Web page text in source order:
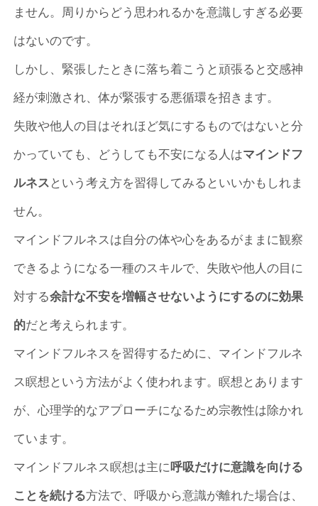
ません。周りからどう思われるかを意識しすぎる必要
はないのです。
しかし、緊張したときに落ち着こうと頑張ると交感神
経が刺激され、体が緊張する悪循環を招きます。
失敗や他人の目はそれほど気にするものではないと分
かっていても、どうしても不安になる人はマインドフ
ルネス という考え方を習得してみるといいかもしれま
せん。
マインドフルネスは自分の体や心をあるがままに観察
できるようになる一種のスキルで、失敗や他人の目に
対する余計な不安を増幅させないようにするのに効果
的だと考えられます。
マインドフルネスを習得するために、マインドフルネ
ス瞑想という方法がよく使われます。瞑想とあります
が、心理学的なアプローチになるため宗教性は除かれ
ています。
マインドフルネス瞑想は主に 呼吸だけに意識を向ける
ことを続ける方法で、呼吸から意識が離れた場合は、